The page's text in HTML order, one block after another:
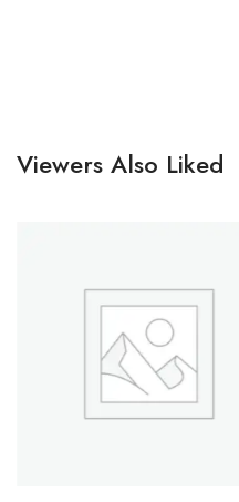
Viewers Also Liked